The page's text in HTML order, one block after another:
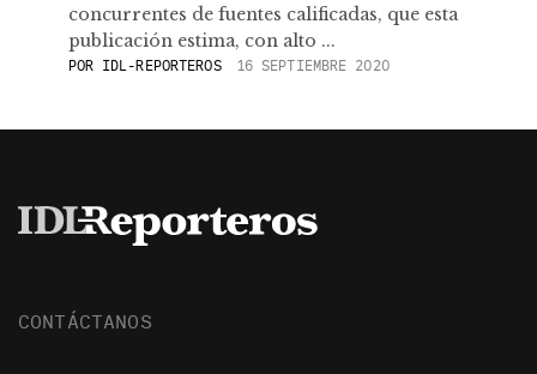
concurrentes de fuentes calificadas, que esta
publicación estima, con alto ...
POR IDL-REPORTEROS 16 SEPTIEMBRE 2020
CONTÁCTANOS